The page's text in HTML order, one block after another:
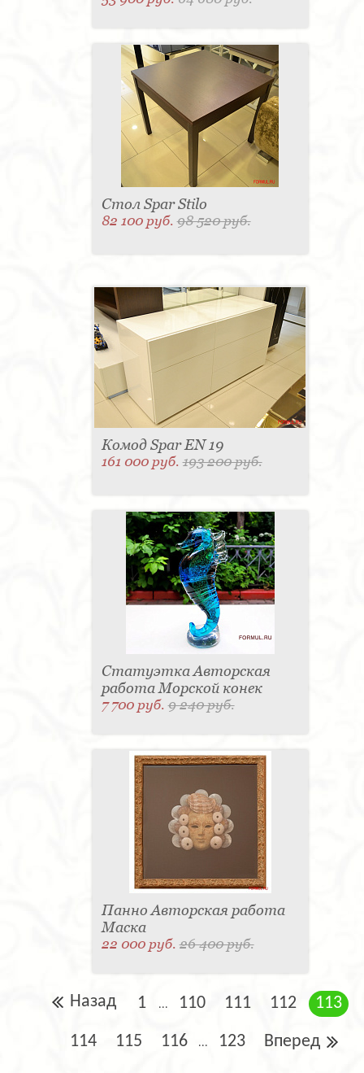
Стол Spar Stilo
82 100 руб.98 520 руб.
Комод Spar EN 19
161 000 руб.193 200 руб.
Статуэтка Авторская
работа Морской конек
7 700 руб.9 240 руб.
Панно Авторская работа
Маска
22 000 руб.26 400 руб.
Назад 1 ... 110 111 112 113
114 115 116 ... 123 Вперед